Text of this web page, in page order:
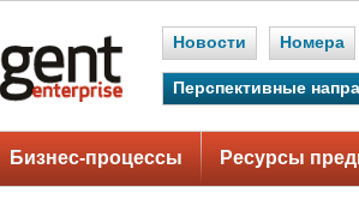
Новости Номера
Перспективные
Бизнес-процессы Ресурсы